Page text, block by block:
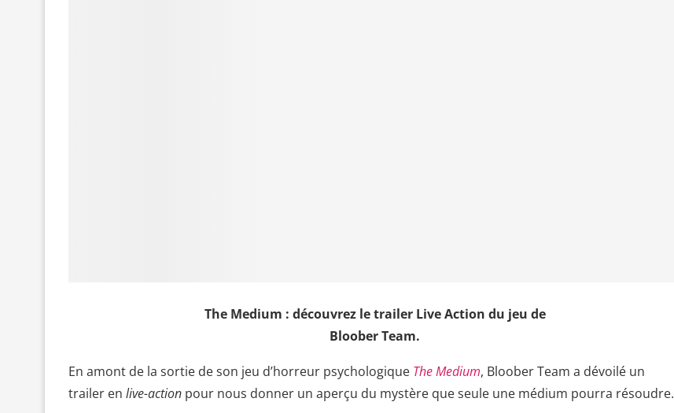
The Medium : découvrez le trailer Live Action du jeu de
Bloober Team.
En amont de la sortie de son jeu d’horreur psychologique The Medium, Bloober Team a dévoilé un
trailer en live-action pour nous donner un aperçu du mystère que seule une médium pourra résoudre.